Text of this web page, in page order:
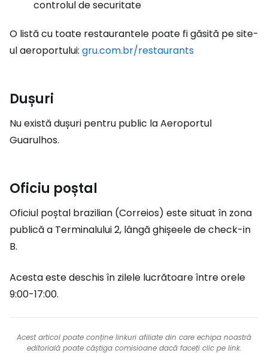
controlul de securitate
O listă cu toate restaurantele poate fi găsită pe site-
ul aeroportului: gru.com.br/restaurants
Dușuri
Nu există dușuri pentru public la Aeroportul
Guarulhos.
Oficiu poștal
Oficiul poștal brazilian (Correios) este situat în zona
publică a Terminalului 2, lângă ghișeele de check-in
B.
Acesta este deschis în zilele lucrătoare între orele
9:00-17:00.
Acest articol poate conține linkuri afiliate din care echipa noastră
editorială poate câștiga comisioane dacă faceți clic pe link.